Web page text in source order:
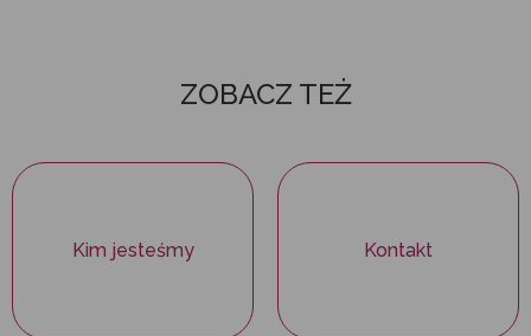
ZOBACZ TEŻ
Kim jesteśmy Kontakt